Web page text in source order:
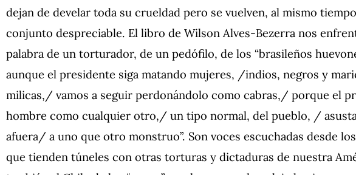
dejan de develar toda su crueldad pero se vuelven, al mismo
conjunto despreciable. El libro de Wilson Alves-Bezerra nos
palabra de un torturador, de un pedófilo, de los “brasileños
aunque el presidente siga matando mujeres, /indios, negros y
milicas,/ vamos a seguir perdonándolo como cabras,/ porque el
hombre como cualquier otro,/ un tipo normal, del pueblo, /
afuera/ a uno que otro monstruo”. Son voces escuchadas desde
que tienden túneles con otras torturas y dictaduras de nuestra